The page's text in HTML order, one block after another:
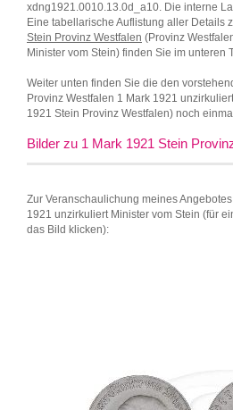
xdng1921.0010.13.0d_a10. Die interne
Eine tabellarische Auflistung aller Details
Stein Provinz Westfalen (Provinz
Minister vom Stein) finden Sie im unteren
Weiter unten finden Sie die den
Provinz Westfalen 1 Mark 1921
1921 Stein Provinz Westfalen) noch
Bilder zu 1 Mark 1921 Stein
Zur Veranschaulichung meines
1921 unzirkuliert Minister vom Stein (für
das Bild klicken):